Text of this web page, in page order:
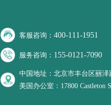
客服咨询：400-111-1951
服务咨询： 155-0121-7090
中国地址：北京市丰台区丽
美国办公室：17800 Castleton